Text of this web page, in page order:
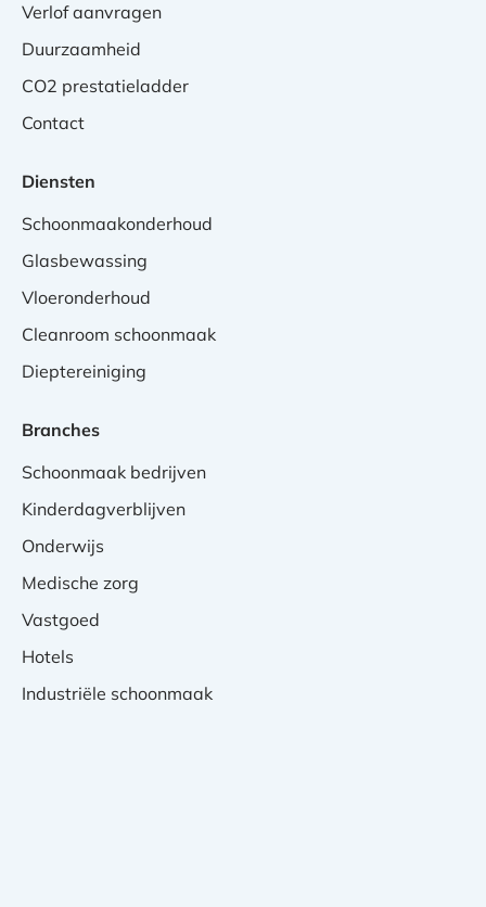
Verlof aanvragen
Duurzaamheid
CO2 prestatieladder
Contact
Diensten
Schoonmaakonderhoud
Glasbewassing
Vloeronderhoud
Cleanroom schoonmaak
Dieptereiniging
Branches
Schoonmaak bedrijven
Kinderdagverblijven
Onderwijs
Medische zorg
Vastgoed
Hotels
Industriële schoonmaak